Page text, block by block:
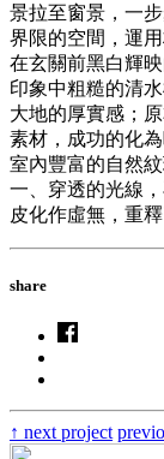
景拉至窗景，一
界限的空間，運
在玄關前黑白輝
印象中粗糙的清
大地的厚實感；
素材，成功的化
室內豐富的自然
一、穿透的光線
皮化作虛無，重
share
↑ next project